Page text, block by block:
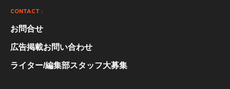
CONTACT :
お問合せ
広告掲載お問い合わせ
ライター/編集部スタッフ大募集